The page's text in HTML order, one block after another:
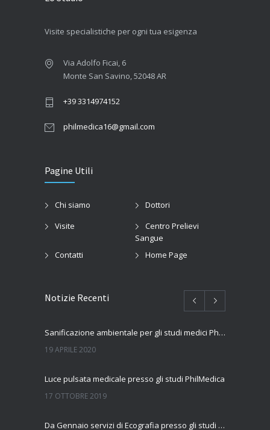
Visite specialistiche per ogni tua esigenza
Via Adolfo Ficai, 6
Monte San Savino, 52048 AR
+39 3314974152
philmedica16@gmail.com
Pagine Utili
Chi siamo
Dottori
Visite
Centro Prelievi
Sangue
Contatti
Home Page
Notizie Recenti
Sanificazione ambientale per gli studi medici PhilMedica
19 APRILE 2020
Luce pulsata medicale presso gli studi PhilMedica
17 OTTOBRE 2019
Da Gennaio servizi di Ecografia presso gli studi Philmedica